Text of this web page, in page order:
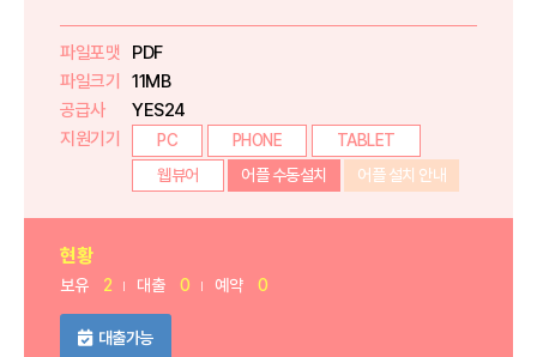
파일포맷
PDF
파일크기
11MB
공급사
YES24
지원기기
PC PHONE
TABLET
웹뷰어
어플 수동설치 어플 설치 안내
현황
보유 2 대출 0 예약 0
대출가능